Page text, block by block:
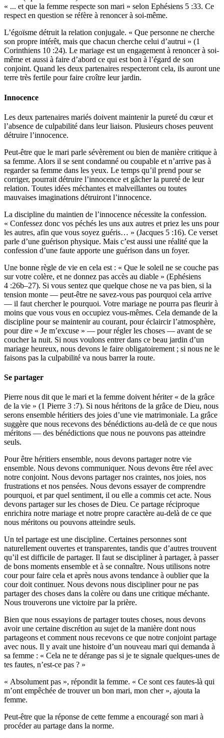
« ... et que la femme respecte son mari » selon Ephésiens 5 :33. Ce
respect en question se réfère à renoncer à soi-même.
L’égoïsme détruit la relation conjugale. « Que personne ne cherche
son propre intérêt, mais que chacun cherche celui d’autrui » (1
Corinthiens 10 :24). Le mariage est un engagement à renoncer à soi-
même et aussi à faire d’abord ce qui est bon à l’égard de son
conjoint. Quand les deux partenaires respecteront cela, ils auront une
terre très fertile pour faire croître leur jardin.
Innocence
Les deux partenaires mariés doivent maintenir la pureté du cœur et
l’absence de culpabilité dans leur liaison. Plusieurs choses peuvent
détruire l’innocence.
Peut-être que le mari parle sévèrement ou bien de manière critique à
sa femme. Alors il se sent condamné ou coupable et n’arrive pas à
regarder sa femme dans les yeux. Le temps qu’il prend pour se
corriger, pourrait détruire l’innocence et gâcher la pureté de leur
relation. Toutes idées méchantes et malveillantes ou toutes
mauvaises imaginations détruiront l’innocence.
La discipline du maintien de l’innocence nécessite la confession.
« Confessez donc vos péchés les uns aux autres et priez les uns pour
les autres, afin que vous soyez guéris… » (Jacques 5 :16). Ce verset
parle d’une guérison physique. Mais c’est aussi une réalité que la
confession d’une faute apporte une guérison dans un foyer.
Une bonne règle de vie en cela est : « Que le soleil ne se couche pas
sur votre colère, et ne donnez pas accès au diable » (Ephésiens
4 :26b–27). Si vous sentez que quelque chose ne va pas bien, si la
tension monte — peut-être ne savez-vous pas pourquoi cela arrive
— il faut chercher le pourquoi. Votre mariage ne pourra pas fleurir à
moins que vous vous en occupiez vous-mêmes. Cela demande de la
discipline pour se maintenir au courant, pour éclaircir l’atmosphère,
pour dire « Je m’excuse » — pour régler les choses — avant de se
coucher la nuit. Si nous voulons entrer dans ce beau jardin d’un
mariage heureux, nous devons le faire obligatoirement ; si nous ne le
faisons pas la culpabilité va nous barrer la route.
Se partager
Pierre nous dit que le mari et la femme doivent hériter « de la grâce
de la vie » (1 Pierre 3 :7). Si nous héritons de la grâce de Dieu, nous
serons ensemble héritiers des joies d’une vie matrimoniale. La grâce
suggère que nous recevons des bénédictions au-delà de ce que nous
méritons — des bénédictions que nous ne pouvons pas atteindre
seuls.
Pour être héritiers ensemble, nous devons partager notre vie
ensemble. Nous devons communiquer. Nous devons être réel avec
notre conjoint. Nous devons partager nos craintes, nos joies, nos
frustrations et nos pensées. Nous devons essayer de comprendre
pourquoi, et par quel sentiment, il ou elle a commis cet acte. Nous
devons partager sur les choses de Dieu. Ce partage réciproque
enrichira notre mariage et notre propre caractère au-delà de ce que
nous méritons ou pouvons atteindre seuls.
Un tel partage est une discipline. Certaines personnes sont
naturellement ouvertes et transparentes, tandis que d’autres trouvent
qu’il est difficile de partager. Il faut se discipliner à partager, à passer
de bons moments ensemble et à se connaître. Nous utilisons notre
cour pour faire cela et après nous avons tendance à oublier que la
cour doit continuer. Nous devons nous discipliner pour ne pas
partager des choses dans la colère ou dans une critique méchante.
Nous trouverons une victoire par la prière.
Bien que nous essayions de partager toutes choses, nous devons
avoir une certaine discrétion au sujet de la manière dont nous
partageons et comment nous recevons ce que notre conjoint partage
avec nous. Il y avait une histoire d’un nouveau mari qui demanda à
sa femme : « Cela ne te dérange pas si je te signale quelques-unes de
tes fautes, n’est-ce pas ? »
« Absolument pas », répondit la femme. « Ce sont ces fautes-là qui
m’ont empêchée de trouver un bon mari, mon cher », ajouta la
femme.
Peut-être que la réponse de cette femme a encouragé son mari à
procéder au partage dans la norme.